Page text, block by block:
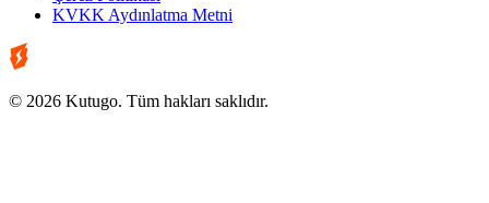
KVKK Aydınlatma Metni
© 2026 Kutugo. Tüm hakları saklıdır.